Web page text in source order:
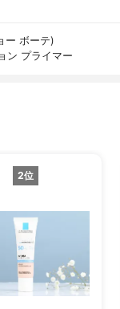
ー ボーテ)
ン プライマー
2位